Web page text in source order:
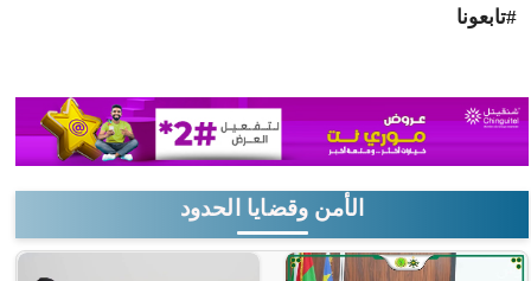
#تابعونا
الأمن وقضايا الحدود